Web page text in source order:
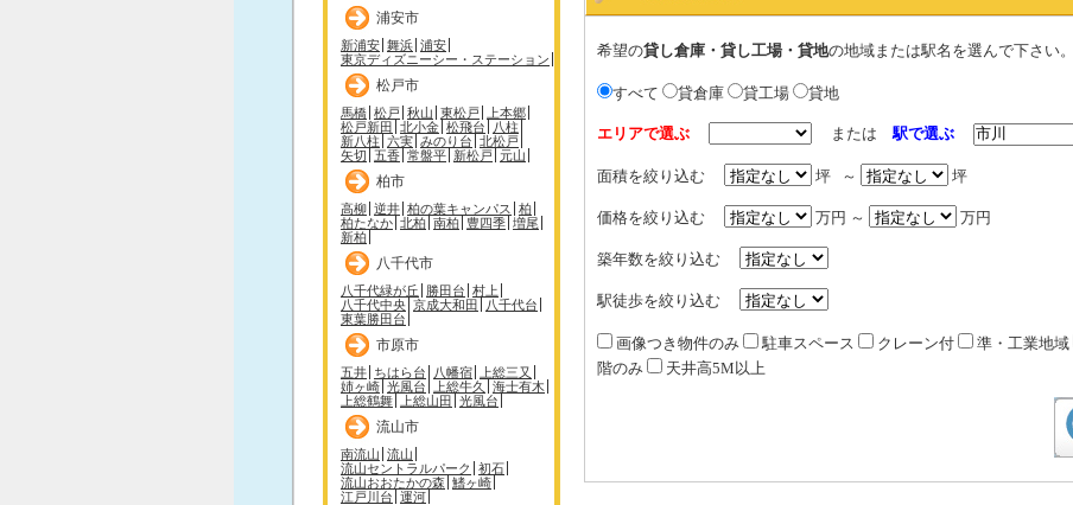
浦安市
新浦安 舞浜 浦安
東京ディズニーシー・ステーション
松戸市
馬橋 松戸 秋山 東松戸
上本郷
松戸新田 北小金 松飛台
八柱
新八柱 六実 みのり台 北松戸
矢切 五香 常盤平 新松戸 元山
柏市
高柳 逆井 柏の葉キャンパス
柏
柏たなか 北柏 南柏 豊四季 増尾
新柏
八千代市
八千代緑が丘 勝田台 村上
八千代中央 京成大和田
八千代台
東葉勝田台
市原市
五井 ちはら台 八幡宿
上総三又
姉ヶ崎 光風台 上総牛久
海士有木
上総鶴舞
上総山田 光風台
流山市
南流山 流山
流山セントラルパーク
初石
流山おおたかの森 鰭ヶ崎
江戸川台 運河
希望の貸し倉庫・貸し工場・貸地の地域または駅名を選んで下さい。
すべて 貸倉庫 貸工場 貸地
エリアで選ぶ または駅で選ぶ
面積を絞り込む 坪 ～ 坪
価格を絞り込む 万円 ～ 万円
築年数を絞り込む
駅徒歩を絞り込む
画像つき物件のみ 駐車スペース クレーン付 準・工業地域
階のみ
天井高5M以上